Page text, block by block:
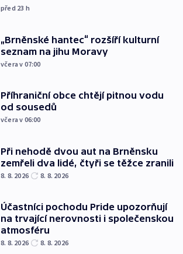
před 23 h
„Brněnské hantec“ rozšíří kulturní
seznam na jihu Moravy
včera v 07:00
Příhraniční obce chtějí pitnou vodu
od sousedů
včera v 06:00
Při nehodě dvou aut na Brněnsku
zemřeli dva lidé, čtyři se těžce zranili
8. 8. 2026 8. 8. 2026
Účastníci pochodu Pride upozorňují
na trvající nerovnosti i společenskou
atmosféru
8. 8. 2026 8. 8. 2026